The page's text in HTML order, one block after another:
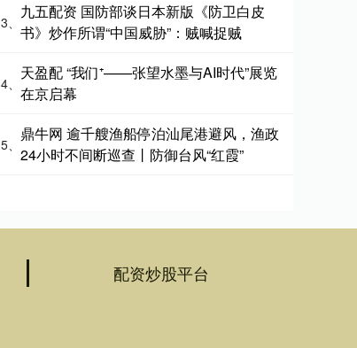
3、
九五配资 国防部谈日本新版《防卫白皮
书》炒作所谓“中国威胁”：贼喊捉贼
4、
天盈配 “我们⁺——张望水墨与AI时代”展览
在京启幕
5、
鼎牛网 逾千艘渔船停泊汕尾港避风，渔政
24小时不间断巡查丨防御台风“红霞”
配资炒股平台